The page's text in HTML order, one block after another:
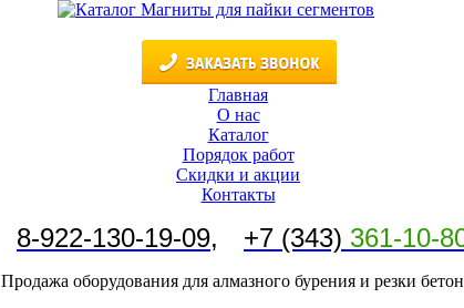
Главная
О нас
Каталог
Порядок работ
Скидки и акции
Контакты
8-922-130-19-09, +7 (343) 361-10-
Продажа оборудования для алмазного бурения и резки